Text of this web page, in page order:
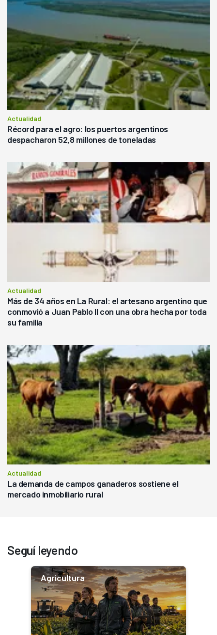
Actualidad
Récord para el agro: los puertos argentinos
despacharon 52,8 millones de toneladas
Actualidad
Más de 34 años en La Rural: el artesano argentino que
conmovió a Juan Pablo II con una obra hecha por toda
su familia
Actualidad
La demanda de campos ganaderos sostiene el
mercado inmobiliario rural
Seguí leyendo
Agricultura